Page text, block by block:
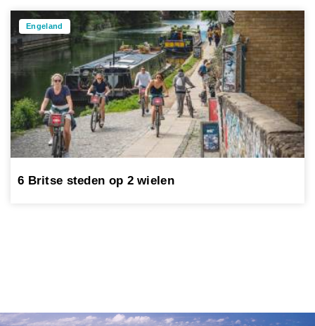
Engeland
6 Britse steden op 2 wielen